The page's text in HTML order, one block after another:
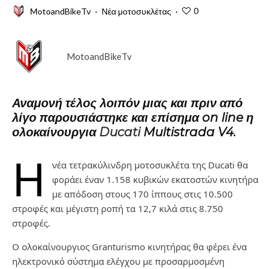
MotoandBikeTv · Νέα μοτοσυκλέτας · 0
MotoandBikeTv
Αναμονή τέλος λοιπόν μιας και πριν από
λίγο παρουσιάστηκε και επίσημα on line η
ολοκαίνουργια DucatiMultistrada V4.
Η
νέα τετρακύλινδρη μοτοσυκλέτα της Ducati θα
φοράει έναν 1.158 κυβικών εκατοστών κινητήρα
με απόδοση στους 170 ίππους στις 10.500
στροφές και μέγιστη ροπή τα 12,7 κιλά στις 8.750
στροφές.
Ο ολοκαίνουργιος Granturismo κινητήρας θα φέρει ένα
ηλεκτρονικό σύστημα ελέγχου με προσαρμοσμένη